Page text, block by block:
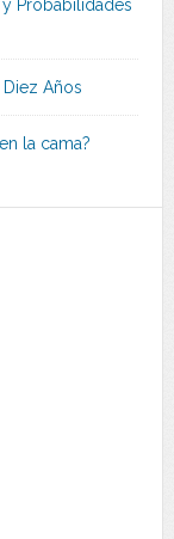
Probabilidades
Diez Años
la cama?